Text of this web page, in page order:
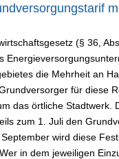
(§ 36,
die Mehrheit an
für diese
das örtliche Stadtwerk.
zum 1. Juli den
wird diese
in dem jeweiligen